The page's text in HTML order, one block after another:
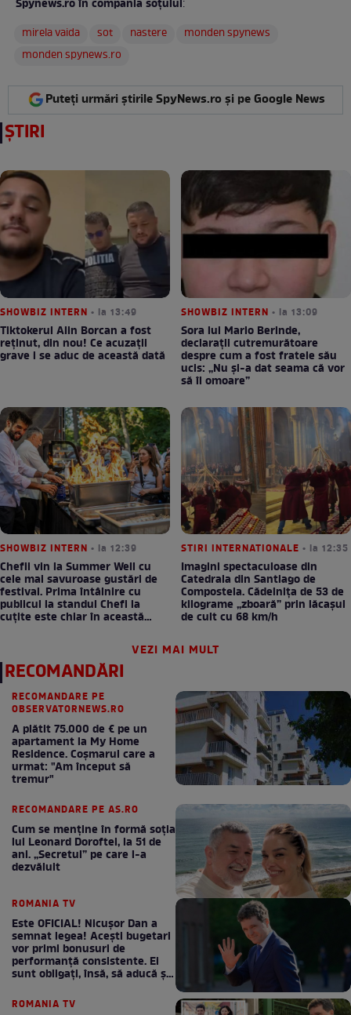
Spynews.ro în compania soţului:
mirela vaida
sot nastere
monden spynews
monden spynews.ro
Puteți urmări știrile SpyNews.ro și pe Google News
ȘTIRI
SHOWBIZ INTERN • la 13:49
Tiktokerul Alin Borcan a fost
reținut, din nou! Ce acuzații
grave i se aduc de această dată
SHOWBIZ INTERN • la 13:09
Sora lui Mario Berinde,
declarații cutremurătoare
despre cum a fost fratele său
ucis: „Nu și-a dat seama că vor
să îl omoare”
SHOWBIZ INTERN • la 12:39
Chefii vin la Summer Well cu
cele mai savuroase gustări de
festival. Prima întâlnire cu
publicul la standul Chefi la
cuțite este chiar în această
STIRI INTERNATIONALE • la 12:35
Imagini spectaculoase din
Catedrala din Santiago de
Compostela. Cădelnița de 53 de
kilograme „zboară” prin lăcașul
de cult cu 68 km/h
VEZI MAI MULT
RECOMANDĂRI
RECOMANDARE PE
OBSERVATORNEWS.RO
A plătit 75.000 de € pe un
apartament la My Home
Residence. Coşmarul care a
urmat: "Am început să
tremur"
RECOMANDARE PE AS.RO
Cum se menţine în formă soţia
lui Leonard Doroftei, la 51 de
ani. „Secretul” pe care l-a
dezvăluit
ROMANIA TV
Este OFICIAL! Nicușor Dan a
semnat legea! Acești bugetari
vor primi bonusuri de
performanță consistente. Ei
sunt obligați, însă, să aducă și
ROMANIA TV